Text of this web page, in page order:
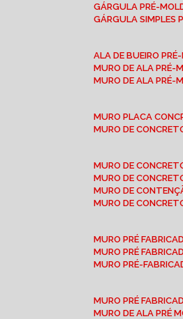
GÁRGULA PRÉ-
GÁRGULA SIMPLES
ALA DE BUEIRO
MURO DE ALA
MURO DE ALA
MURO PLACA
MURO DE
MURO DE
MURO DE
MURO DE
MURO DE
MURO PRÉ
MURO PRÉ
MURO PRÉ-
MURO PRÉ
MURO DE ALA PRÉ